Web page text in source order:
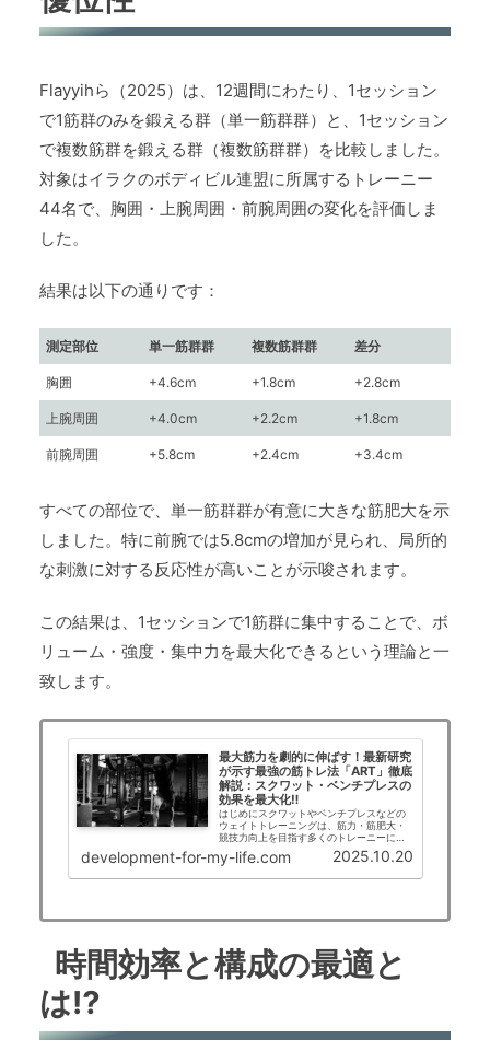
Flayyihら（2025）は、12週間にわたり、1セッション
で1筋群のみを鍛える群（単一筋群群）と、1セッション
で複数筋群を鍛える群（複数筋群群）を比較しました。
対象はイラクのボディビル連盟に所属するトレーニー
44名で、胸囲・上腕周囲・前腕周囲の変化を評価しま
した。
結果は以下の通りです：
測定部位 単一筋群群 複数筋群群 差分
胸囲 +4.6cm +1.8cm +2.8cm
上腕周囲 +4.0cm +2.2cm +1.8cm
前腕周囲 +5.8cm +2.4cm +3.4cm
すべての部位で、単一筋群群が有意に大きな筋肥大を示
しました。特に前腕では5.8cmの増加が見られ、局所的
な刺激に対する反応性が高いことが示唆されます。
この結果は、1セッションで1筋群に集中することで、ボ
リューム・強度・集中力を最大化できるという理論と一
致します。
最大筋力を劇的に伸ばす！最新研究
が示す最強の筋トレ法「ART」徹底
解説：スクワット・ベンチプレスの
効果を最大化‼
はじめにスクワットやベンチプレスなどの
ウェイトトレーニングは、筋力・筋肥大・
競技力向上を目指す多くのトレーニーにと
って不可欠な手段です。特に「最大筋力
（1RM）」の向上は、筋力トレーニングの
development-for-my-life.com 2025.10.20
時間効率と構成の最適と
は⁉